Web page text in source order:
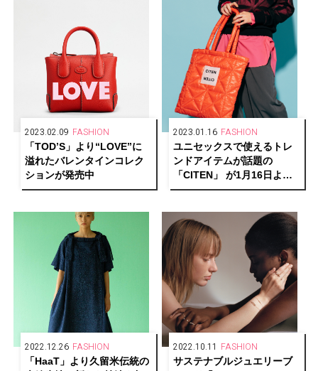
2023.02.09 FASHION
「TOD’S」より“LOVE”に
溢れたバレンタインコレク
ションが発売中
2023.01.16 FASHION
ユニセックスで使えるトレ
ンドアイテムが話題の
「CITEN」 が1月16日よ
り、代官山蔦屋書店にてポ
2022.12.26 FASHION
「HaaT」より久留米伝統の
2022.10.11 FASHION
サステナブルジュエリーブ